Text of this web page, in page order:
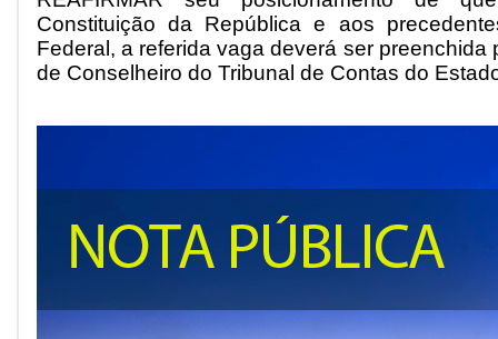
Constituição da República e aos
Federal, a referida vaga deverá ser preenchida
de Conselheiro do Tribunal de Contas do